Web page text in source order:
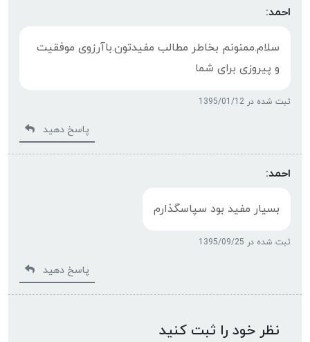
احمد:
سلام.ممنونم بخاطر مطالب مفیدتون.باآرزوی موفقیت
و پیروزی برای شما
ثبت شده در 1395/01/12
پاسخ دهید
احمد:
بسيار مفيد بود سپاسگذارم
ثبت شده در 1395/09/25
پاسخ دهید
نظر خود را ثبت کنید